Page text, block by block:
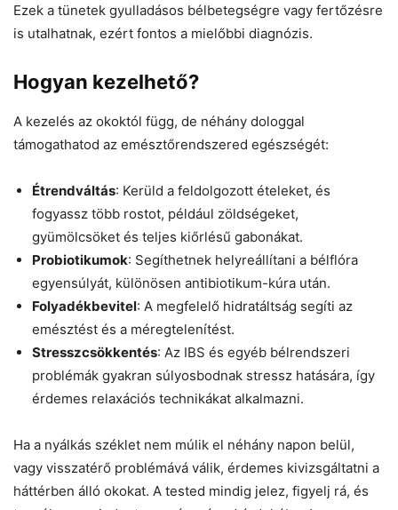
Ezek a tünetek gyulladásos bélbetegségre vagy fertőzésre
is utalhatnak, ezért fontos a mielőbbi diagnózis.
Hogyan kezelhető?
A kezelés az okoktól függ, de néhány dologgal
támogathatod az emésztőrendszered egészségét:
Étrendváltás: Kerüld a feldolgozott ételeket, és
fogyassz több rostot, például zöldségeket,
gyümölcsöket és teljes kiőrlésű gabonákat.
Probiotikumok: Segíthetnek helyreállítani a bélflóra
egyensúlyát, különösen antibiotikum-kúra után.
Folyadékbevitel: A megfelelő hidratáltság segíti az
emésztést és a méregtelenítést.
Stresszcsökkentés: Az IBS és egyéb bélrendszeri
problémák gyakran súlyosbodnak stressz hatására, így
érdemes relaxációs technikákat alkalmazni.
Ha a nyálkás széklet nem múlik el néhány napon belül,
vagy visszatérő problémává válik, érdemes kivizsgáltatni a
háttérben álló okokat. A tested mindig jelez, figyelj rá, és